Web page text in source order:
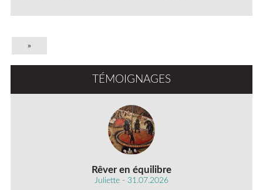
»
TÉMOIGNAGES
Rêver en équilibre
Juliette - 31.07.2026